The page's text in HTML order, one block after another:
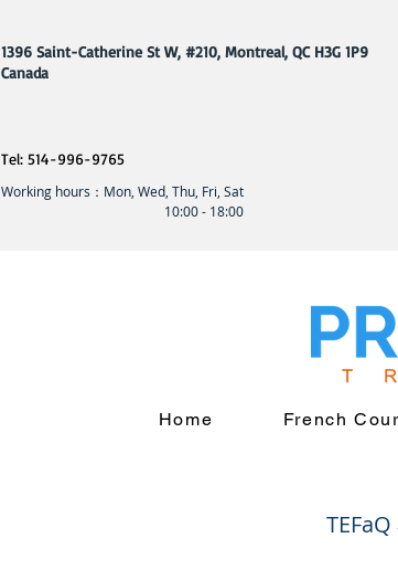
1396 Saint-Catherine St W, #210, Montreal, QC H3G 1P9
​Canada
Tel: 514-996-9765
Working hours：Mon, Wed, Thu, Fri, Sat
10:00 - 18:00
Home French